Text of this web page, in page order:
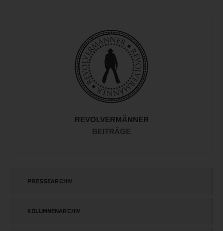
REVOLVERMÄNNER
BEITRÄGE
PRESSEARCHIV
KOLUMNENARCHIV